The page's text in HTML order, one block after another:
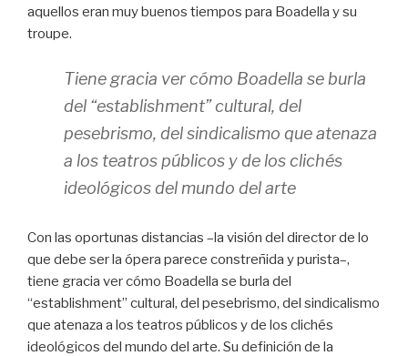
aquellos eran muy buenos tiempos para Boadella y su
troupe.
Tiene gracia ver cómo Boadella se burla
del “establishment” cultural, del
pesebrismo, del sindicalismo que atenaza
a los teatros públicos y de los clichés
ideológicos del mundo del arte
Con las oportunas distancias –la visión del director de lo
que debe ser la ópera parece constreñida y purista–,
tiene gracia ver cómo Boadella se burla del
“establishment” cultural, del pesebrismo, del sindicalismo
que atenaza a los teatros públicos y de los clichés
ideológicos del mundo del arte. Su definición de la